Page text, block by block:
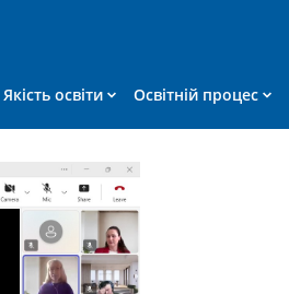
Якість освіти Освітній процес